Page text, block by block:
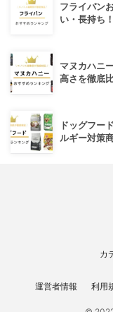
フライパン
い・長持ち
マヌカハニ
高さを徹底
ドッグフー
ルギー対策
カ
運営者情報 利用